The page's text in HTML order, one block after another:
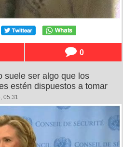
0
suele ser algo que los
estén dispuestos a tomar
05:31